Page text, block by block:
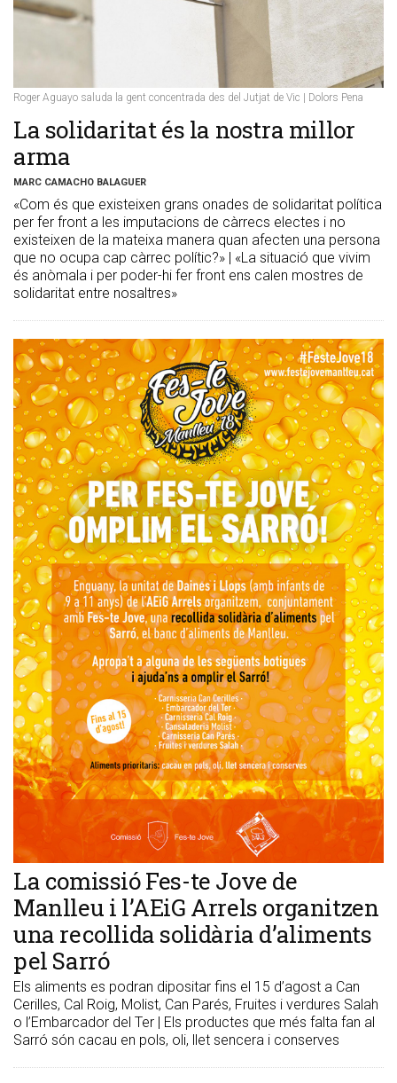
Roger Aguayo saluda la gent concentrada des del Jutjat de Vic | Dolors Pena
La solidaritat és la nostra millor
arma
MARC CAMACHO BALAGUER
«Com és que existeixen grans onades de solidaritat política
per fer front a les imputacions de càrrecs electes i no
existeixen de la mateixa manera quan afecten una persona
que no ocupa cap càrrec polític?» | «La situació que vivim
és anòmala i per poder-hi fer front ens calen mostres de
solidaritat entre nosaltres»
La comissió Fes-te Jove de
Manlleu i l’AEiG Arrels organitzen
una recollida solidària d’aliments
pel Sarró
Els aliments es podran dipositar fins el 15 d’agost a Can
Cerilles, Cal Roig, Molist, Can Parés, Fruites i verdures Salah
o l’Embarcador del Ter | Els productes que més falta fan al
Sarró són cacau en pols, oli, llet sencera i conserves